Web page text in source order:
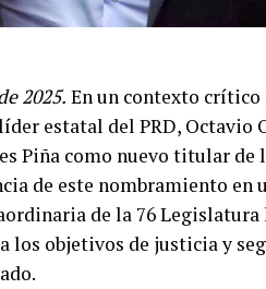
2025. En un contexto crítico
estatal del PRD, Octavio
Piña como nuevo titular de
de este nombramiento en
de la 76 Legislatura
los objetivos de justicia y